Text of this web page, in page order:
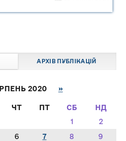
АРХІВ ПУБЛІКАЦІЙ
2020 »
ЧТ ПТ СБ
НД
1
2
6 7 8
9